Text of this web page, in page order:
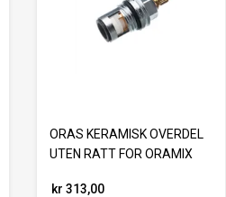
ORAS KERAMISK OVERDEL
UTEN RATT FOR ORAMIX
kr 313,00